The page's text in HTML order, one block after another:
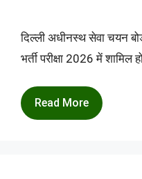
दिल्ली अधीनस्थ सेवा चयन
भर्ती परीक्षा 2026 में शामिल
Read More